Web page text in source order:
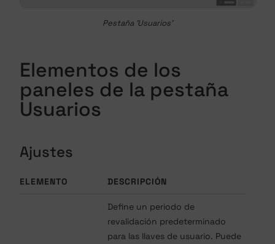
Pestaña 'Usuarios'
Elementos de los
paneles de la pestaña
Usuarios
Ajustes
ELEMENTO DESCRIPCIÓN
Define un periodo de
revalidación predeterminado
para las llaves de usuario. Puede